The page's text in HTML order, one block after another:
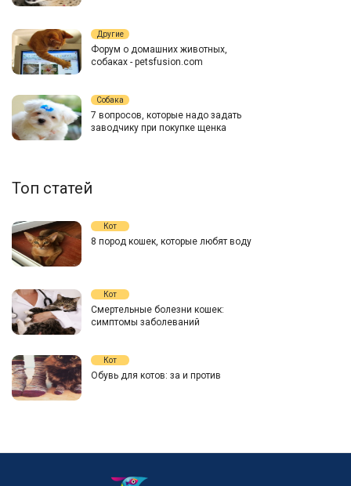
Другие
Форум о домашних животных,
собаках - petsfusion.com
Собака
7 вопросов, которые надо задать
заводчику при покупке щенка
Топ статей
Кот
8 пород кошек, которые любят воду
Кот
Смертельные болезни кошек:
симптомы заболеваний
Кот
Обувь для котов: за и против